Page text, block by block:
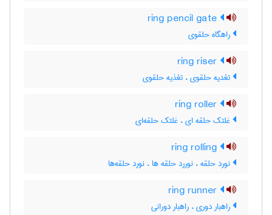
راهگاه حلقوی
تغدیه حلقوی ، تغذیه حلقوی
غلتک حلقه ای ، غلتک حلقه‌ای
نورد حلقه ، نوررد حلقه ها ، نورد حلقه‌ها
راهبار دوری ، راهبار دورانی